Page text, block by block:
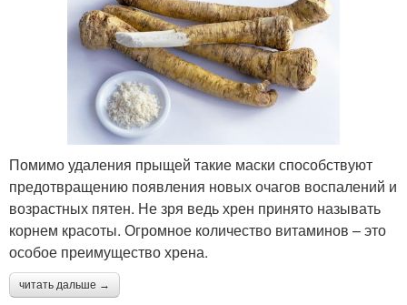
Помимо удаления прыщей такие маски способствуют
предотвращению появления новых очагов воспалений и
возрастных пятен. Не зря ведь хрен принято называть
корнем красоты. Огромное количество витаминов – это
особое преимущество хрена.
читать дальше →